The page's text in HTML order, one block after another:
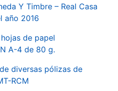
Y Timbre – Real Casa
año 2016
de papel
A-4 de 80 g.
diversas pólizas de
RCM